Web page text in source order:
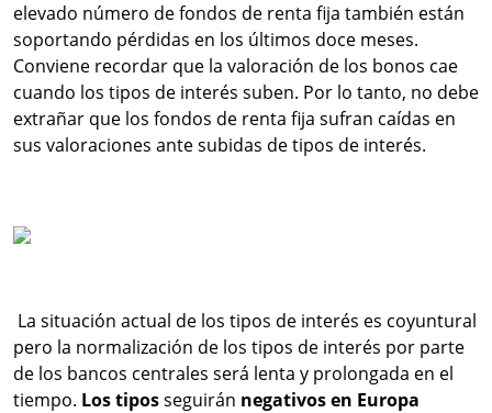
elevado número de fondos de renta fija también están
soportando pérdidas en los últimos doce meses.
Conviene recordar que la valoración de los bonos cae
cuando los tipos de interés suben. Por lo tanto, no debe
extrañar que los fondos de renta fija sufran caídas en
sus valoraciones ante subidas de tipos de interés.
La situación actual de los tipos de interés es coyuntural
pero la normalización de los tipos de interés por parte
de los bancos centrales será lenta y prolongada en el
tiempo. Los tiposseguirán negativos en Europa